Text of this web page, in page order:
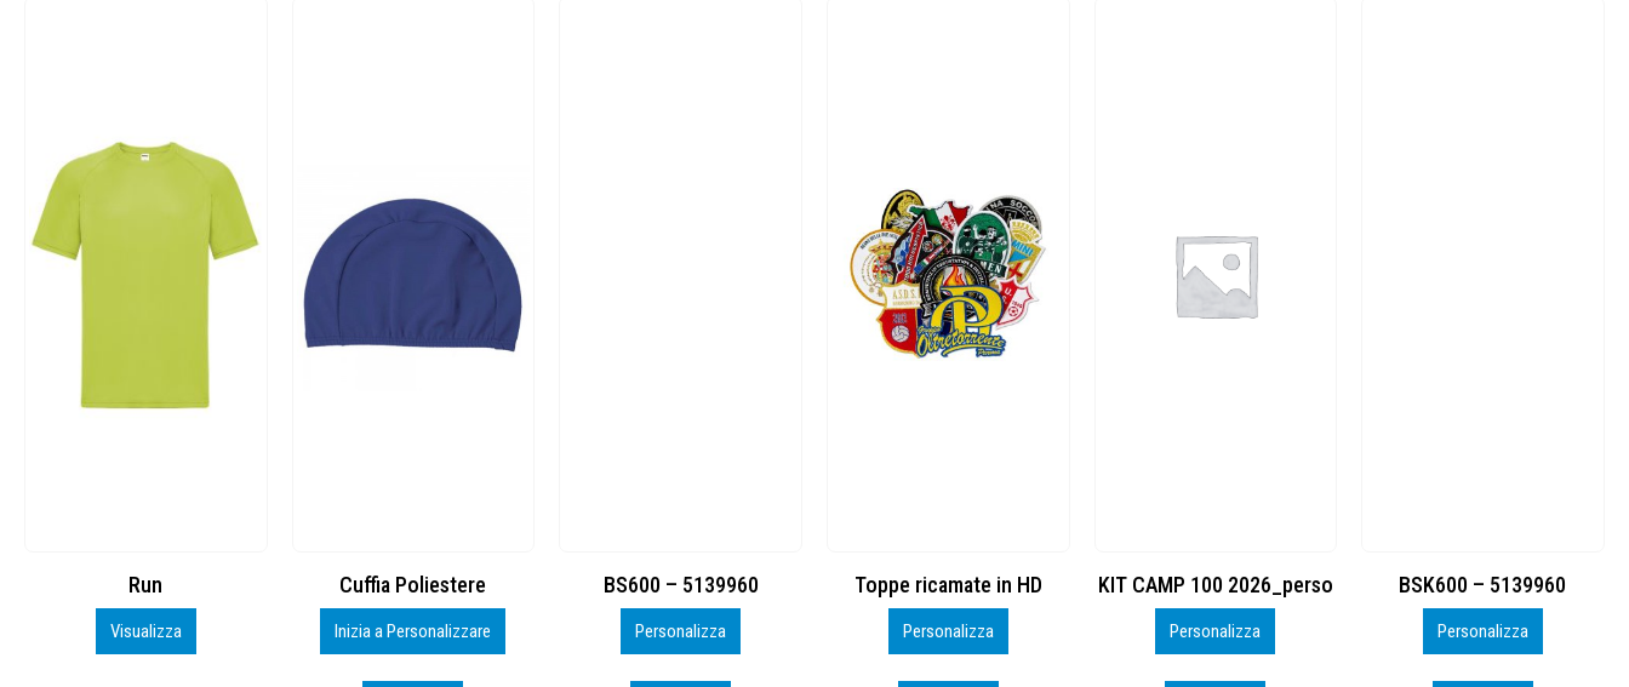
Cuffia Poliestere
Inizia a Personalizzare
BS600 – 5139960
Personalizza
Toppe ricamate in HD
Personalizza
KIT CAMP 100 2026_perso
Personalizza
BSK600 – 5139960
Personalizza
DTF
Personalizza